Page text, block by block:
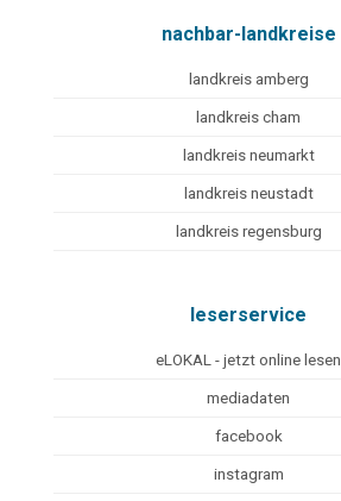
nachbar-landkreise
landkreis amberg
landkreis cham
landkreis neumarkt
landkreis neustadt
landkreis regensburg
leserservice
eLOKAL - jetzt online lesen
mediadaten
facebook
instagram